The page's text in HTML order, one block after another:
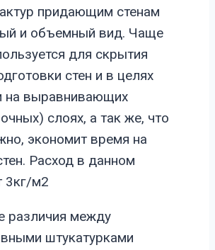
придающим стенам
и объемный вид. Чаще
для скрытия
стен и в целях
на выравнивающих
слоях, а так же, что
экономит время на
Расход в данном
3кг/м2
различия между
штукатурками